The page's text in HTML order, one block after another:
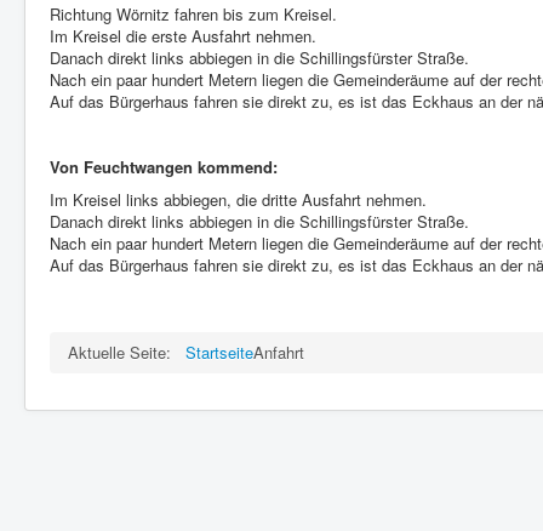
Richtung Wörnitz fahren bis zum Kreisel.
Im Kreisel die erste Ausfahrt nehmen.
Danach direkt links abbiegen in die Schillingsfürster Straße.
Nach ein paar hundert Metern liegen die Gemeinderäume auf der
Auf das Bürgerhaus fahren sie direkt zu, es ist das Eckhaus an der
Von Feuchtwangen kommend:
Im Kreisel links abbiegen, die dritte Ausfahrt nehmen.
Danach direkt links abbiegen in die Schillingsfürster Straße.
Nach ein paar hundert Metern liegen die Gemeinderäume auf der
Auf das Bürgerhaus fahren sie direkt zu, es ist das Eckhaus an der
Aktuelle Seite: StartseiteAnfahrt